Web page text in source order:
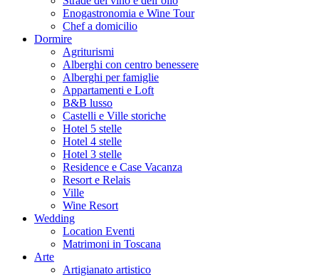
Enogastronomia e Wine Tour
Chef a domicilio
Dormire
Agriturismi
Alberghi con centro benessere
Alberghi per famiglie
Appartamenti e Loft
B&B lusso
Castelli e Ville storiche
Hotel 5 stelle
Hotel 4 stelle
Hotel 3 stelle
Residence e Case Vacanza
Resort e Relais
Ville
Wine Resort
Wedding
Location Eventi
Matrimoni in Toscana
Arte
Artigianato artistico